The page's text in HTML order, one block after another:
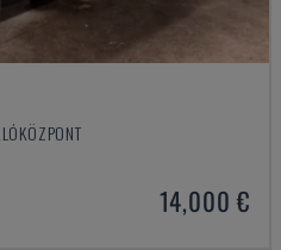
14,000 €